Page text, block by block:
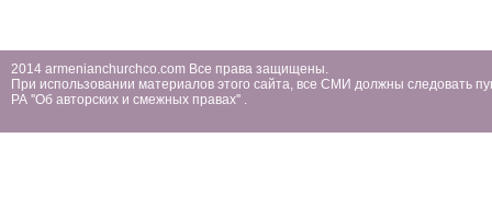
2014 armenianchurchco.com Все права защищены.
При использовании материалов этого сайта, все СМИ должны следовать
РА ''Об авторских и смежных правах'' .